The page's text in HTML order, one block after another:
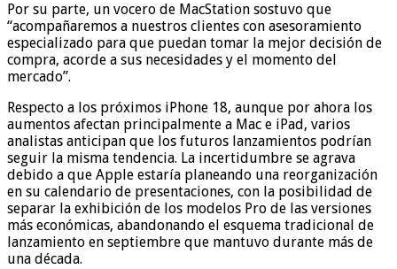
Por su parte, un vocero de MacStation sostuvo que
“acompañaremos a nuestros clientes con asesoramiento
especializado para que puedan tomar la mejor decisión de
compra, acorde a sus necesidades y el momento del
mercado”.
Respecto a los próximos iPhone 18, aunque por ahora los
aumentos afectan principalmente a Mac e iPad, varios
analistas anticipan que los futuros lanzamientos podrían
seguir la misma tendencia. La incertidumbre se agrava
debido a que Apple estaría planeando una reorganización
en su calendario de presentaciones, con la posibilidad de
separar la exhibición de los modelos Pro de las versiones
más económicas, abandonando el esquema tradicional de
lanzamiento en septiembre que mantuvo durante más de
una década.